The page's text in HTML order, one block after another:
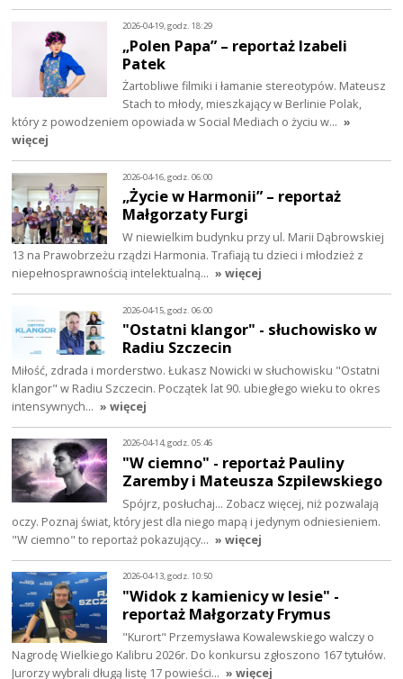
2026-04-19, godz. 18:29
„Polen Papa” – reportaż Izabeli
Patek
Żartobliwe filmiki i łamanie stereotypów. Mateusz
Stach to młody, mieszkający w Berlinie Polak,
który z powodzeniem opowiada w Social Mediach o życiu w… »
więcej
2026-04-16, godz. 06:00
„Życie w Harmonii” – reportaż
Małgorzaty Furgi
W niewielkim budynku przy ul. Marii Dąbrowskiej
13 na Prawobrzeżu rządzi Harmonia. Trafiają tu dzieci i młodzież z
niepełnosprawnością intelektualną… » więcej
2026-04-15, godz. 06:00
"Ostatni klangor" - słuchowisko w
Radiu Szczecin
Miłość, zdrada i morderstwo. Łukasz Nowicki w słuchowisku "Ostatni
klangor" w Radiu Szczecin. Początek lat 90. ubiegłego wieku to okres
intensywnych… » więcej
2026-04-14, godz. 05:46
"W ciemno" - reportaż Pauliny
Zaremby i Mateusza Szpilewskiego
Spójrz, posłuchaj… Zobacz więcej, niż pozwalają
oczy. Poznaj świat, który jest dla niego mapą i jedynym odniesieniem.
"W ciemno" to reportaż pokazujący… » więcej
2026-04-13, godz. 10:50
"Widok z kamienicy w lesie" -
reportaż Małgorzaty Frymus
"Kurort" Przemysława Kowalewskiego walczy o
Nagrodę Wielkiego Kalibru 2026r. Do konkursu zgłoszono 167 tytułów.
Jurorzy wybrali długą listę 17 powieści… » więcej